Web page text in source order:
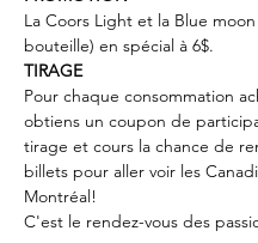
La Coors Light et la Blue
bouteille) en spécial à 6$.
TIRAGE
Pour chaque consommation
obtiens un coupon de
tirage et cours la chance de
billets pour aller voir les
Montréal!
C'est le rendez-vous des